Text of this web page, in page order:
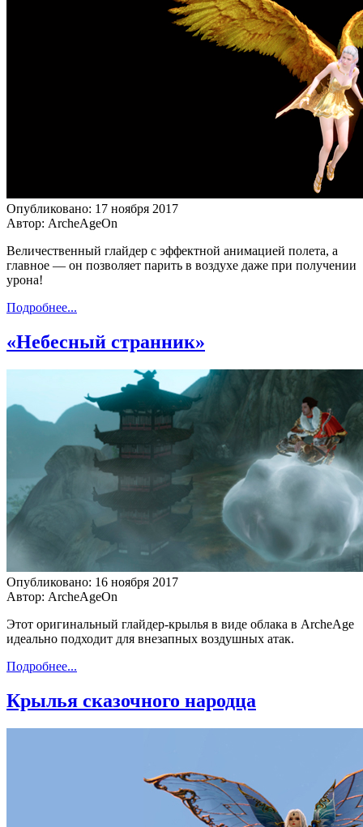
Опубликовано: 17 ноября 2017
Автор: ArcheAgeOn
Величественный глайдер с эффектной анимацией полета, а
главное — он позволяет парить в воздухе даже при получении
урона!
Подробнее...
«Небесный странник»
Опубликовано: 16 ноября 2017
Автор: ArcheAgeOn
Этот оригинальный глайдер-крылья в виде облака в ArcheAge
идеально подходит для внезапных воздушных атак.
Подробнее...
Крылья сказочного народца